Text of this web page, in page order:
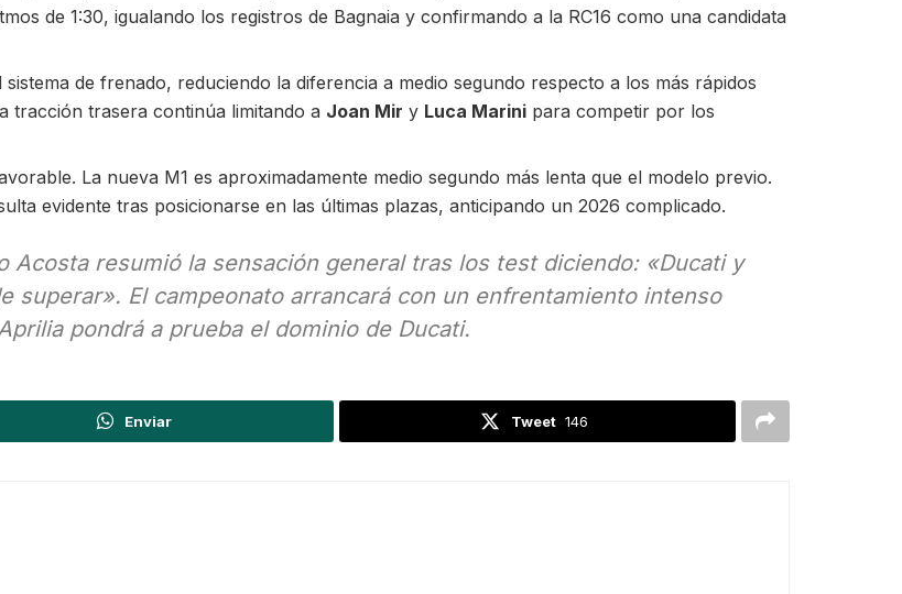
de 1:30, igualando los registros de Bagnaia y confirmando a la RC16 como una candidata
de frenado, reduciendo la diferencia a medio segundo respecto a los más rápidos
tracción trasera continúa limitando a Joan Mir y Luca Marini para competir por los
La nueva M1 es aproximadamente medio segundo más lenta que el modelo previo.
evidente tras posicionarse en las últimas plazas, anticipando un 2026 complicado.
Acosta resumió la sensación general tras los test diciendo: «Ducati y
superar». El campeonato arrancará con un enfrentamiento intenso
pondrá a prueba el dominio de Ducati.
Enviar Tweet 146